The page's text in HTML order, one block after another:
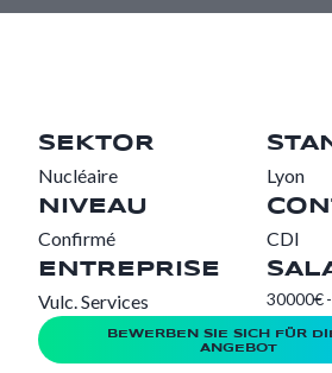
SEKTOR
Nucléaire Lyon
NIVEAU
Confirmé CDI
ENTREPRISE
Vulc. Services 30000€-
BEWERBEN SIE SICH FÜR
ANGEBOT